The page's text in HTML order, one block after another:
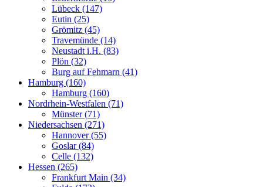
Lübeck (147)
Eutin (25)
Grömitz (45)
Travemünde (14)
Neustadt i.H. (83)
Plön (32)
Burg auf Fehmarn (41)
Hamburg (160)
Hamburg (160)
Nordrhein-Westfalen (71)
Münster (71)
Niedersachsen (271)
Hannover (55)
Goslar (84)
Celle (132)
Hessen (265)
Frankfurt Main (34)